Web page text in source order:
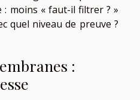
: moins « faut-il filtrer ? »
quel niveau de preuve ?
: